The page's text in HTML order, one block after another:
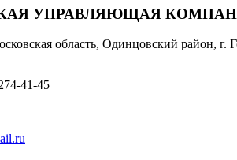
УПРАВЛЯЮЩАЯ
область, Одинцовский район, г.
41-45